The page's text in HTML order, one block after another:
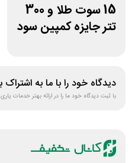
15 سوت طلا و 300
تتر جایزه کمپین سود
دیدگاه خود را با ما به اشتراک
با ثبت دیدگاه خود ما را در ارائه بهتر خدمات یاری